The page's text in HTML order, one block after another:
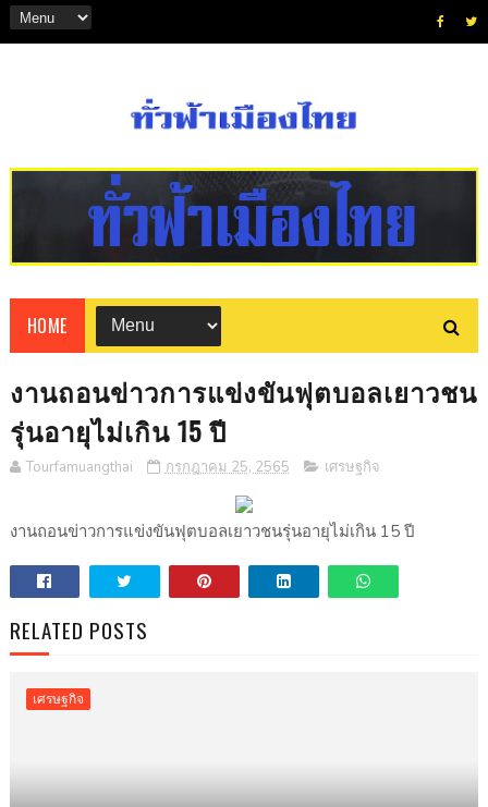
HOME
งานถอนข่าวการแข่งขันฟุตบอลเยาวชน
รุ่นอายุไม่เกิน 15 ปี
Tourfamuangthai กรกฎาคม 25, 2565 เศรษฐกิจ
งานถอนข่าวการแข่งขันฟุตบอลเยาวชนรุ่นอายุไม่เกิน 15 ปี
RELATED POSTS
เศรษฐกิจ